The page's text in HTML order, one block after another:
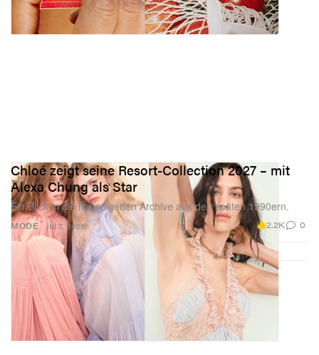
MODE
Chloé zeigt seine Resort-Collection 2027 – mit
Alexa Chung als Star
Ein Blick in die hauseigenen Archive aus den späten 1990ern.
Jul 7, 2026 2.2K 0